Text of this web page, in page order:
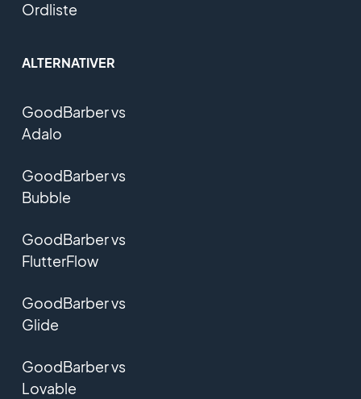
Ordliste
ALTERNATIVER
GoodBarber vs
Adalo
GoodBarber vs
Bubble
GoodBarber vs
FlutterFlow
GoodBarber vs
Glide
GoodBarber vs
Lovable